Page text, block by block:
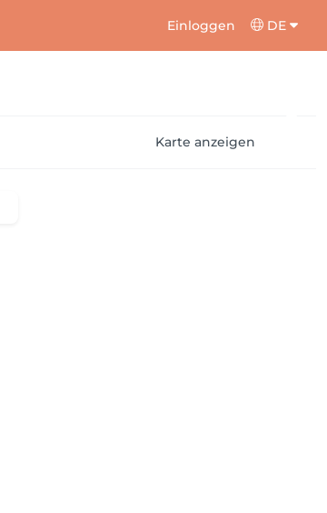
Einloggen DE
Karte anzeigen